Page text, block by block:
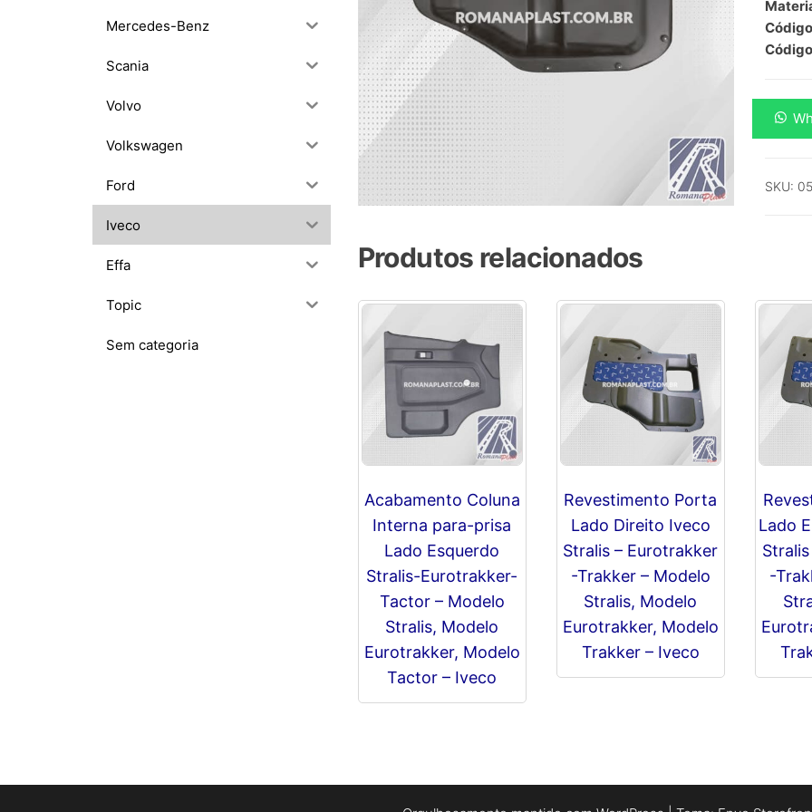
Porta
Objeto
(Bolsa
-
SKU:
Produtos relacionados
Acabamento Coluna
Interna para-prisa
Lado Esquerdo
Stralis-Eurotrakker-
Tactor – Modelo
Stralis, Modelo
Eurotrakker, Modelo
Tactor – Iveco
Revestimento Porta
Lado Direito Iveco
Stralis – Eurotrakker
-Trakker – Modelo
Stralis, Modelo
Eurotrakker, Modelo
Trakker – Iveco
Lado
-
Mercedes-Benz
Scania
Volvo
Volkswagen
Ford
Iveco
Effa
Topic
Sem categoria